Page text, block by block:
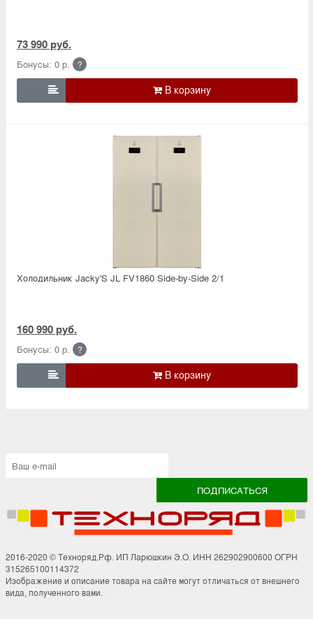
73 990 руб.
Бонусы: 0 р. ?

Холодильник Jacky'S JL FV1860 Side-by-Side 2/1
160 990 руб.
Бонусы: 0 р. ?

2016-2020 © Техноряд.Рф. ИП Ларюшкин Э.О. ИНН 262902900600 ОГРН
315265100114372
Изображение и описание товара на сайте могут отличаться от внешнего
вида, полученного вами.